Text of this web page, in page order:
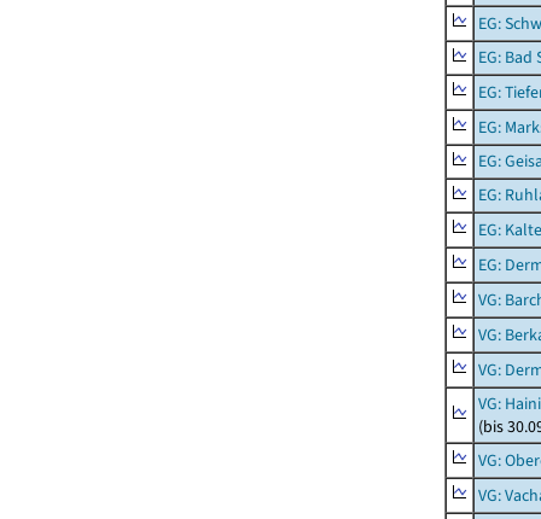
EG:
EG:
EG:
EG:
EG:
EG:
EG:
EG:
VG:
VG:
VG:
VG:
(bis
VG:
VG: